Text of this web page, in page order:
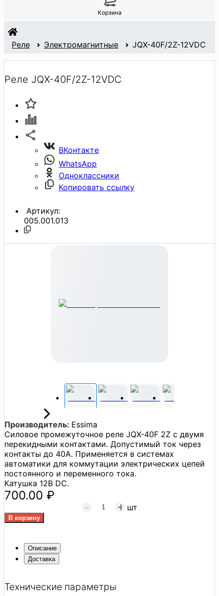
Корзина
Реле Электромагнитные JQX-40F/2Z-12VDC
Реле JQX-40F/2Z-12VDC
ВКонтакте
WhatsApp
Одноклассники
Копировать ссылку
Артикул:
005.001.013
Производитель: Essima
Силовое промежуточное реле JQX-40F 2Z с двумя
перекидными контактами. Допустимый ток через
контакты до 40А. Применяется в системах
автоматики для коммутации электрических цепей
постоянного и переменного тока.
Катушка 12В DC.
700.00 ₽
шт
Описание
Доставка
Технические параметры